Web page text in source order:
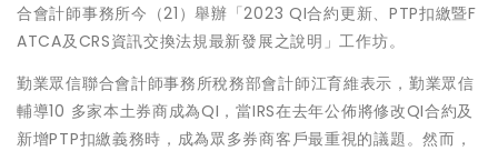
合會計師事務所今（21）舉辦「2023 QI合約更新、PTP扣繳暨F
ATCA及CRS資訊交換法規最新發展之說明」工作坊。
勤業眾信聯合會計師事務所稅務部會計師江育維表示，勤業眾信
輔導10 多家本土券商成為QI，當IRS在去年公佈將修改QI合約及
新增PTP扣繳義務時，成為眾多券商客戶最重視的議題。然而，